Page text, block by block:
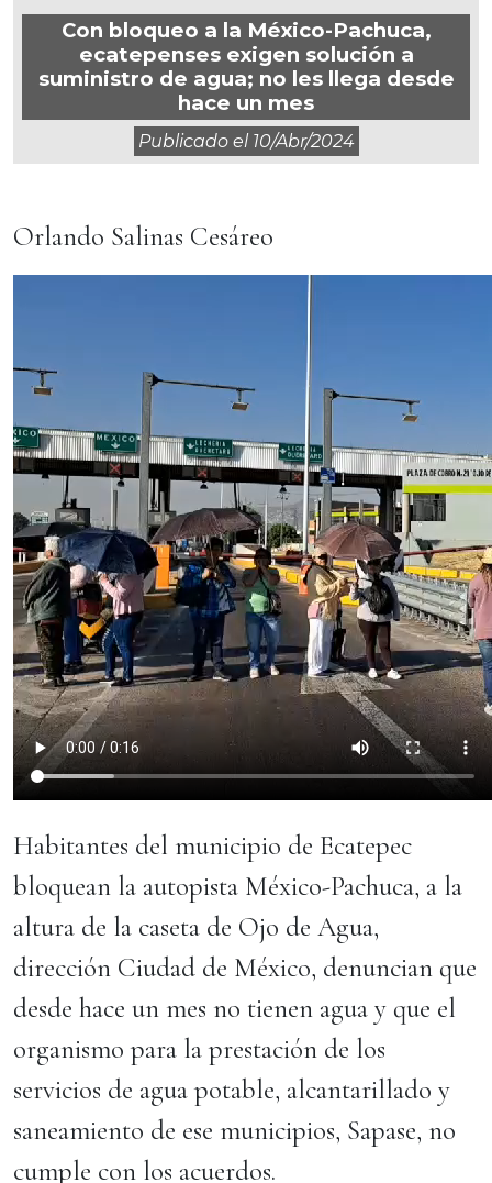
Con bloqueo a la México-Pachuca,
ecatepenses exigen solución a
suministro de agua; no les llega desde
hace un mes
Publicado el 10/abr/2024
Orlando Salinas Cesáreo
Habitantes del municipio de Ecatepec
bloquean la autopista México-Pachuca, a la
altura de la caseta de Ojo de Agua,
dirección Ciudad de México, denuncian que
desde hace un mes no tienen agua y que el
organismo para la prestación de los
servicios de agua potable, alcantarillado y
saneamiento de ese municipios, Sapase, no
cumple con los acuerdos.